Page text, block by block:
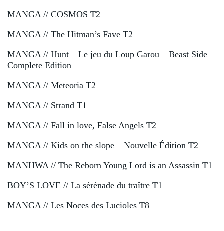
MANGA // COSMOS T2
MANGA // The Hitman’s Fave T2
MANGA // Hunt – Le jeu du Loup Garou – Beast Side –
Complete Edition
MANGA // Meteoria T2
MANGA // Strand T1
MANGA // Fall in love, False Angels T2
MANGA // Kids on the slope – Nouvelle Édition T2
MANHWA // The Reborn Young Lord is an Assassin T1
BOY’S LOVE // La sérénade du traître T1
MANGA // Les Noces des Lucioles T8